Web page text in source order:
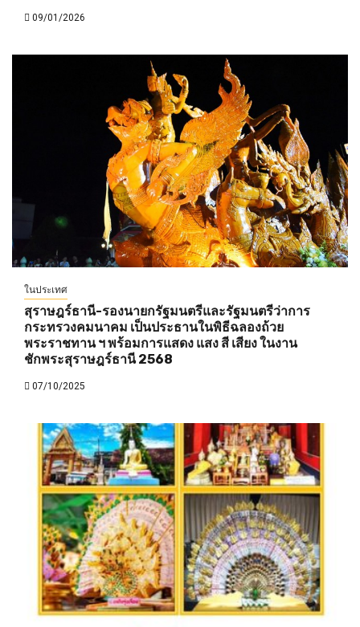
09/01/2026
ในประเทศ
สุราษฎร์ธานี-รองนายกรัฐมนตรีและรัฐมนตรีว่าการ
กระทรวงคมนาคม เป็นประธานในพิธีฉลองถ้วย
พระราชทาน ฯ พร้อมการแสดง แสง สี เสียง ในงาน
ชักพระสุราษฎร์ธานี 2568
07/10/2025